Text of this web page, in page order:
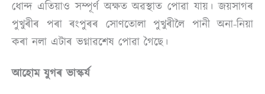
ধোন্দ এতিয়াও সম্পূৰ্ণ অক্ষত অৱস্থাত পোৱা যায়। জয়সাগৰ
পুখুৰীৰ পৰা ৰংপুৰৰ সোণতোলা পুখুৰীলৈ পানী অনা-নিয়া
কৰা নলা এটাৰ ভগ্নাৱশেষ পোৱা গৈছে।
আহোম যুগৰ ভাস্কৰ্য